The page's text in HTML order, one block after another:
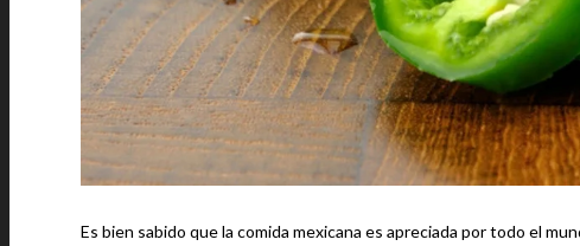
Es bien sabido que la comida mexicana es apreciada por todo el